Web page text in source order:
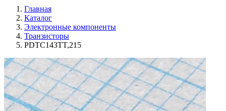
Главная
Каталог
Электронные компоненты
Транзисторы
PDTC143TT,215